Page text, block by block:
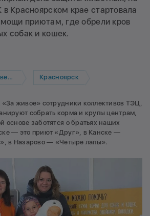
в Красноярском крае стартовала
приютам, где обрели кров
собак и кошек.
Красноярск
живое» сотрудники коллективов ТЭЦ,
собрать корма и крупы центрам,
основе заботятся о братьях наших
— это приют «Друг», в Канске —
в Назарово — «Четыре лапы».